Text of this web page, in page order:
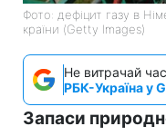
Фото: дефіцит газу в
країни (Getty Images)
Не витрачай
РБК-Україна у
Запаси